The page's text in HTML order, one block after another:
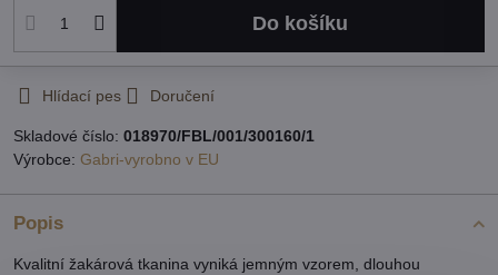
Do košíku
Hlídací pes Doručení
Skladové číslo: 018970/FBL/001/300160/1
Výrobce: Gabri-vyrobno v EU
Popis
Kvalitní žakárová tkanina vyniká jemným vzorem, dlouhou